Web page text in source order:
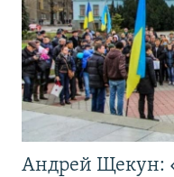
Андрей Щекун: